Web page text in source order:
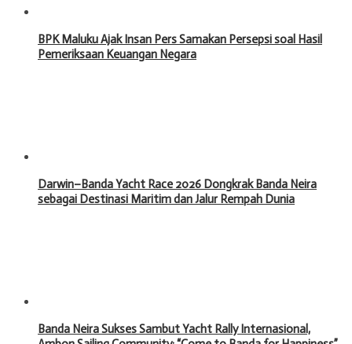
BPK Maluku Ajak Insan Pers Samakan Persepsi soal Hasil
Pemeriksaan Keuangan Negara
Darwin–Banda Yacht Race 2026 Dongkrak Banda Neira
sebagai Destinasi Maritim dan Jalur Rempah Dunia
Banda Neira Sukses Sambut Yacht Rally Internasional,